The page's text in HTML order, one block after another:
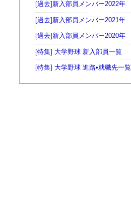
[過去]新入部員メンバー2022年
[過去]新入部員メンバー2021年
[過去]新入部員メンバー2020年
[特集] 大学野球 新入部員一覧
[特集] 大学野球 進路•就職先一覧